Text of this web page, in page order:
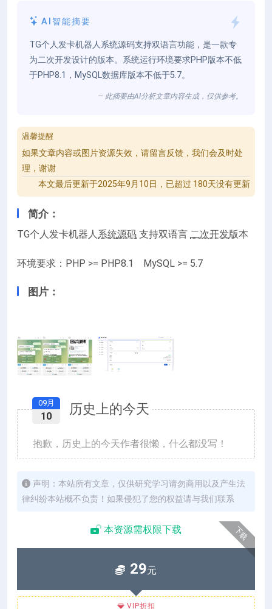
AI智能摘要
TG个人发卡机器人系统源码支持双语言功能，是一款专
为二次开发设计的版本。系统运行环境要求PHP版本不低
于PHP8.1，MySQL数据库版本不低于5.7。
— 此摘要由AI分析文章内容生成，仅供参考。
温馨提醒
如果文章内容或图片资源失效，请留言反馈，我们会及时处
理，谢谢
本文最后更新于2025年9月10日，已超过 180天没有更新
简介：
TG个人发卡机器人 系统源码 支持双语言 二次开发版本
环境要求：PHP >= PHP8.1 MySQL >= 5.7
图片：
历史上的今天
09月
10
抱歉，历史上的今天作者很懒，什么都没写！
声明：本站所有文章，仅供研究学习请勿商用以及产生法
律纠纷本站概不负责！如果侵犯了您的权益请与我们联系
下载
本资源需权限下载
29元
VIP折扣